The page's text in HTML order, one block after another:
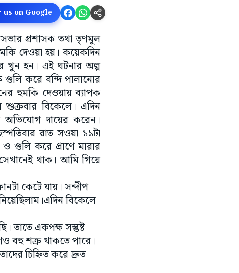
us on Google
প্রশাসক তথা তৃণমূল
দেওয়া হয়। কয়েকদিন
খুন হন। এই ঘটনার অল্প
করে বন্দি পালানোর
হুমকি দেওয়ায় ব্যাপক
শুক্রবার বিকেলে। এদিন
অভিযোগ দায়ের করেন।
রাত সওয়া ১১টা
গুলি করে প্রাণে মারার
থাক। আমি গিয়ে
কেটে যায়। সন্দীপ
বিকেলে
তাতে একপক্ষ সন্তুষ্ট
বহু শত্রু থাকতে পারে।
চিহ্নিত করে দ্রুত